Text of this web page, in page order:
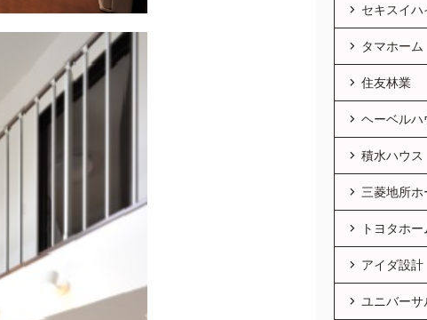
セキスイハ
タマホーム
住友林業
ヘーベルハ
積水ハウス
三菱地所ホ
トヨタホー
アイダ設計
ユニバーサ